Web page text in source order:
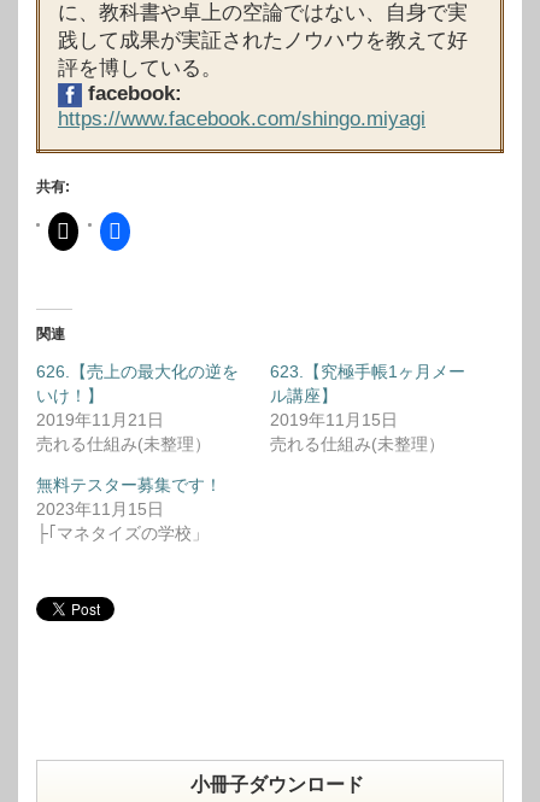
に、教科書や卓上の空論ではない、自身で実
践して成果が実証されたノウハウを教えて好
評を博している。
facebook:
https://www.facebook.com/shingo.miyagi
共有:
関連
626.【売上の最大化の逆を
いけ！】
2019年11月21日
売れる仕組み(未整理）
623.【究極手帳1ヶ月メー
ル講座】
2019年11月15日
売れる仕組み(未整理）
無料テスター募集です！
2023年11月15日
├｢マネタイズの学校」
小冊子ダウンロード